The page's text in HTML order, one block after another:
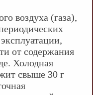
воздуха (газа),
от содержания
Холодная
свыше 30 г